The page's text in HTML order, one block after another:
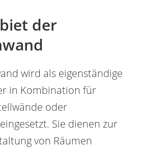
der
wird als eigenständige
in Kombination für
oder
Sie dienen zur
von Räumen